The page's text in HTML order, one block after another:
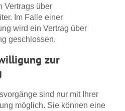
Vertrags über
Im Falle einer
wird ein Vertrag über
geschlossen.
zur
sind nur mit Ihrer
möglich. Sie können eine